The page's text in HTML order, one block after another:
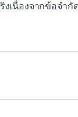
งเนื่องจากข้อจำกั